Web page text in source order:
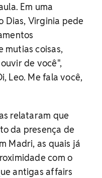
Em uma
Dias, Virginia pede
mutias coisas,
de você",
Leo. Me fala você,
relataram que
da presença de
Madri, as quais já
com o
antigas affairs